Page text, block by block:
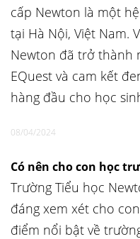
cấp Newton là một
tại Hà Nội, Việt Nam.
Newton đã trở thành
EQuest và cam kết
hàng đầu cho học
08/04/2024
Có nên cho con học
Trường Tiểu học
đáng xem xét cho
điểm nổi bật về